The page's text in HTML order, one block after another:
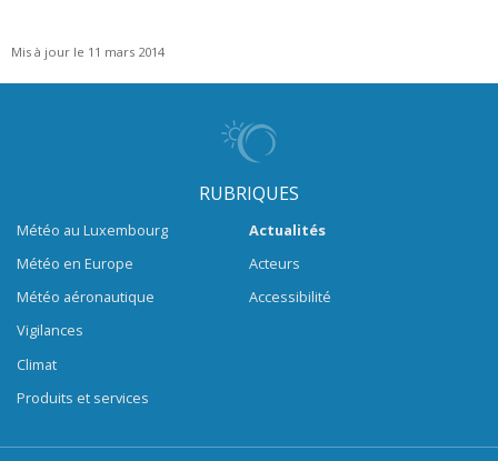
Mis à jour le 11 mars 2014
RUBRIQUES
Météo au Luxembourg
Météo en Europe
Météo aéronautique
Vigilances
Climat
Produits et services
Actualités
Acteurs
Accessibilité